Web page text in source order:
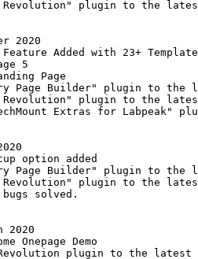
plugin to the
2020
Feature Added with 23+
5
Page
Page Builder" plugin to the
plugin to the
Extras for Labpeak"
option added
Page Builder" plugin to the
plugin to the
solved.
2020
Onepage Demo
plugin to the latest